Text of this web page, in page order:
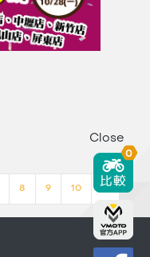
8 9 10 >>
Close
0